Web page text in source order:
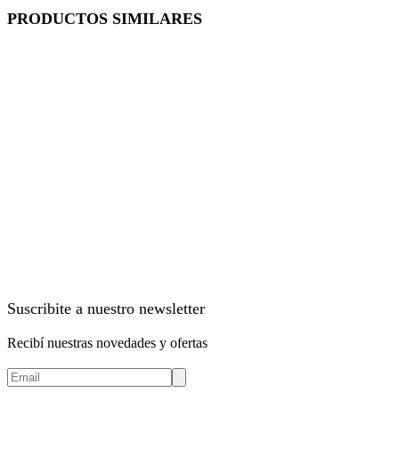
PRODUCTOS SIMILARES
Suscribite a nuestro newsletter
Recibí nuestras novedades y ofertas